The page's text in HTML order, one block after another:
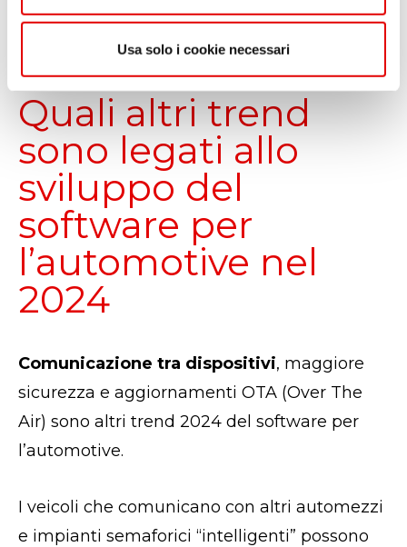
Usa solo i cookie necessari
elettrici.
Quali altri trend
sono legati allo
sviluppo del
software per
l’automotive nel
2024
Comunicazione tra dispositivi, maggiore
sicurezza e aggiornamenti OTA (Over The
Air) sono altri trend 2024 del software per
l’automotive.
I veicoli che comunicano con altri automezzi
e impianti semaforici “intelligenti” possono